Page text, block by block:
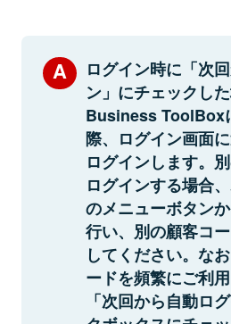
ログイン時に「次
ン」にチェックし
Business ToolBox
際、ログイン画面
ログインします。
ログインする場合
のメニューボタン
行い、別の顧客コ
してください。な
ードを頻繁にご利用
「次回から自動ロ